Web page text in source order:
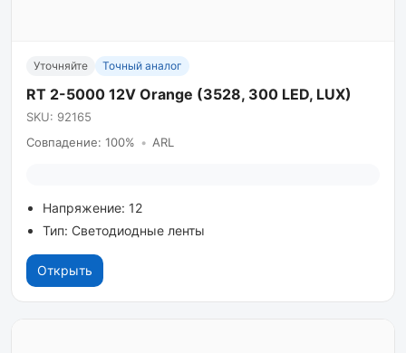
Уточняйте Точный аналог
RT 2-5000 12V Orange (3528, 300 LED, LUX)
SKU: 92165
Совпадение: 100% • ARL
Напряжение: 12
Тип: Светодиодные ленты
Открыть